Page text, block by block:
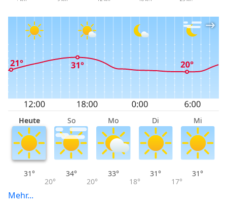
Heute So Mo Di Mi
31°
20°
34°
20°
33°
18°
31°
17°
31°
Mehr...